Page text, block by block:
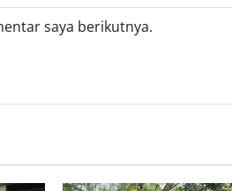
saya berikutnya.